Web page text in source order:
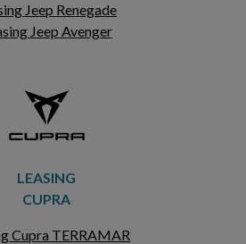
Jeep Renegade
Jeep Avenger
LEASING
CUPRA
Cupra TERRAMAR